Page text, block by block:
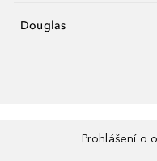
Douglas
Prohlášení o